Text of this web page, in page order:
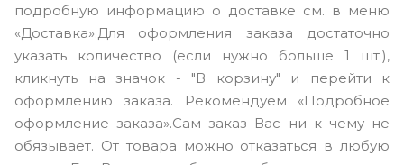
подробную информацию о доставке см. в меню
«Доставка».Для оформления заказа достаточно
указать количество (если нужно больше 1 шт.),
кликнуть на значок - "В корзину" и перейти к
оформлению заказа. Рекомендуем «Подробное
оформление заказа».Сам заказ Вас ни к чему не
обязывает. От товара можно отказаться в любую